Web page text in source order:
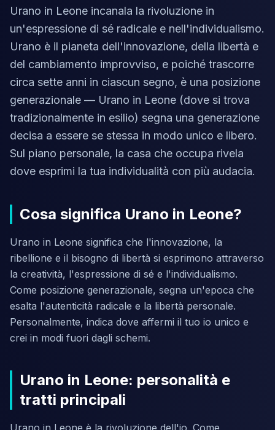
Urano in Leone incanala la rivoluzione in
un'espressione di sé radicale e nell'individualismo.
Urano è il pianeta dell'innovazione, della libertà e
del cambiamento improvviso, e poiché trascorre
circa sette anni in ciascun segno, è una posizione
generazionale — Urano in Leone (dove si trova
tradizionalmente in esilio) segna una generazione
decisa a essere se stessa in modo unico e libero.
Sul piano personale, la casa che occupa rivela
dove esprimi la tua individualità con più audacia.
Cosa significa Urano in Leone?
Urano in Leone significa che l'innovazione, la
ribellione e il bisogno di libertà si esprimono attraverso
la creatività, l'espressione di sé e l'individualismo.
Come posizione generazionale, segna un'epoca che
esalta l'autenticità radicale e la libertà personale.
Personalmente, indica dove affermi il tuo io unico e
crei in modi fuori dagli schemi.
Urano in Leone: personalità e
tratti principali
Urano in Leone è la rivoluzione dell'io. Come